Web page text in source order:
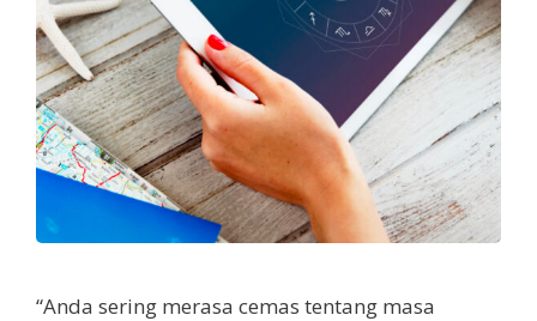
“Anda sering merasa cemas tentang masa